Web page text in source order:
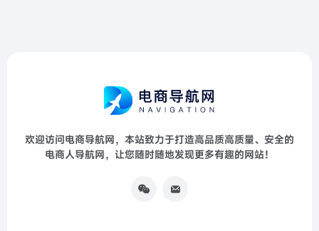
欢迎访问电商导航网，本站致力于打造高品质高质量、安全的
电商人导航网，让您随时随地发现更多有趣的网站！